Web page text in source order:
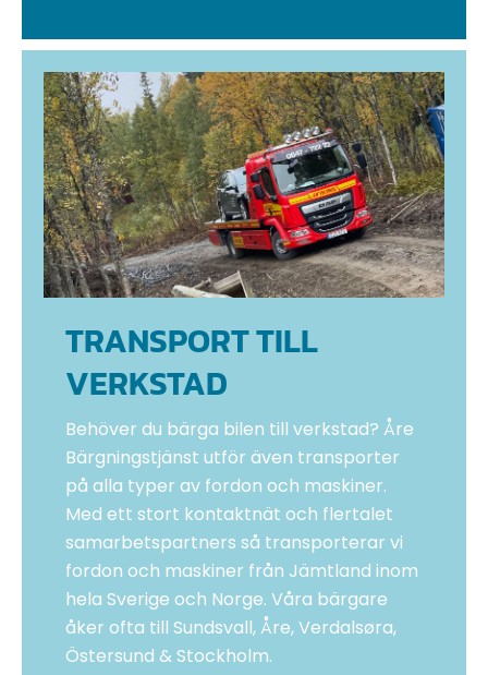
TRANSPORT TILL
VERKSTAD
Behöver du bärga bilen till verkstad? Åre
Bärgningstjänst utför även transporter
på alla typer av fordon och maskiner.
Med ett stort kontaktnät och flertalet
samarbetspartners så transporterar vi
fordon och maskiner från Jämtland inom
hela Sverige och Norge. Våra bärgare
åker ofta till Sundsvall, Åre, Verdalsøra,
Östersund & Stockholm.